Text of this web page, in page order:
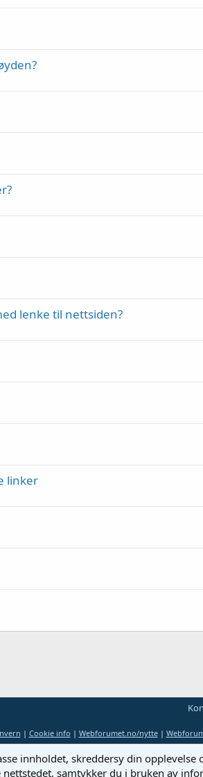
lenke til nettsiden?
linker
| Cookie info | Webforumet.no/nytte|
innholdet, skreddersy din
samtykker du i bruken av